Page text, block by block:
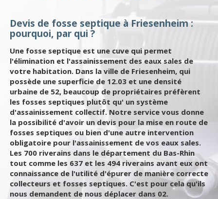
Devis de fosse septique à Friesenheim :
pourquoi, par qui ?
Une fosse septique est une cuve qui permet
l'élimination et l'assainissement des eaux sales de
votre habitation. Dans la ville de Friesenheim, qui
possède une superficie de 12.03 et une densité
urbaine de 52, beaucoup de propriétaires préfèrent
les fosses septiques plutôt qu' un système
d'assainissement collectif. Notre service vous donne
la possibilité d'avoir un devis pour la mise en route de
fosses septiques ou bien d'une autre intervention
obligatoire pour l'assainissement de vos eaux sales.
Les 700 riverains dans le département du Bas-Rhin
tout comme les 637 et les 494 riverains avant eux ont
connaissance de l'utilité d'épurer de manière correcte
collecteurs et fosses septiques. C'est pour cela qu'ils
nous demandent de nous déplacer dans 02.